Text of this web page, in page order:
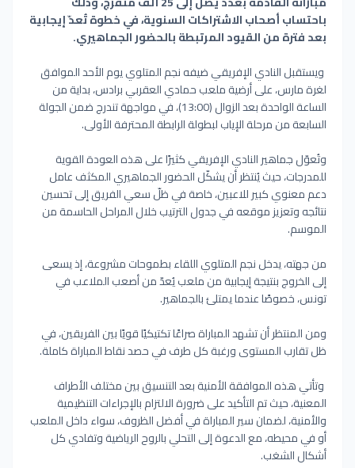
باحتساب أصحاب الاشتراكات السنوية، في خطوة تُعدّ إيجابية
بعد فترة من القيود المرتبطة بالحضور الجماهيري.
ويستقبل النادي الإفريقي ضيفه نجم المتلوي يوم الأحد الموافق
لغرة مارس، على أرضية ملعب حمادي العقربي برادس، بداية من
الساعة الواحدة بعد الزوال (13:00)، في مواجهة تندرج ضمن الجولة
السابعة من مرحلة الإياب لبطولة الرابطة المحترفة الأولى.
وتُعوّل جماهير النادي الإفريقي كثيرًا على هذه العودة القوية
للمدرجات، حيث يُنتظر أن يشكّل الحضور الجماهيري المكثف عامل
دعم معنوي كبير للاعبين، خاصة في ظلّ سعي الفريق إلى تحسين
نتائجه وتعزيز موقعه في جدول الترتيب خلال المراحل الحاسمة من
الموسم.
من جهته، يدخل نجم المتلوي اللقاء بطموحات مشروعة، إذ يسعى
إلى الخروج بنتيجة إيجابية من ملعب يُعدّ من أصعب الملاعب في
تونس، خصوصًا عندما يمتلئ بالجماهير.
ومن المنتظر أن تشهد المباراة صراعًا تكتيكيًا قويًا بين الفريقين، في
ظل تقارب المستوى ورغبة كل طرف في حصد نقاط المباراة كاملة.
وتأتي هذه الموافقة الأمنية بعد التنسيق بين مختلف الأطراف
المعنية، حيث تم التأكيد على ضرورة الالتزام بالإجراءات التنظيمية
والأمنية، لضمان سير المباراة في أفضل الظروف، سواء داخل الملعب
أو في محيطه، مع الدعوة إلى التحلي بالروح الرياضية وتفادي كل
أشكال الشغب.